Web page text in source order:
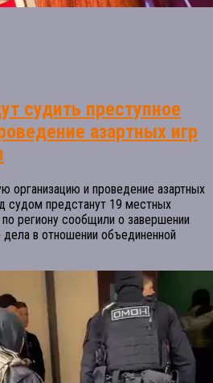
судить преступное
азартных игр
организацию и проведение азартных
судом предстанут 19 местных
региону сообщили о завершении
дела в отношении объединенной